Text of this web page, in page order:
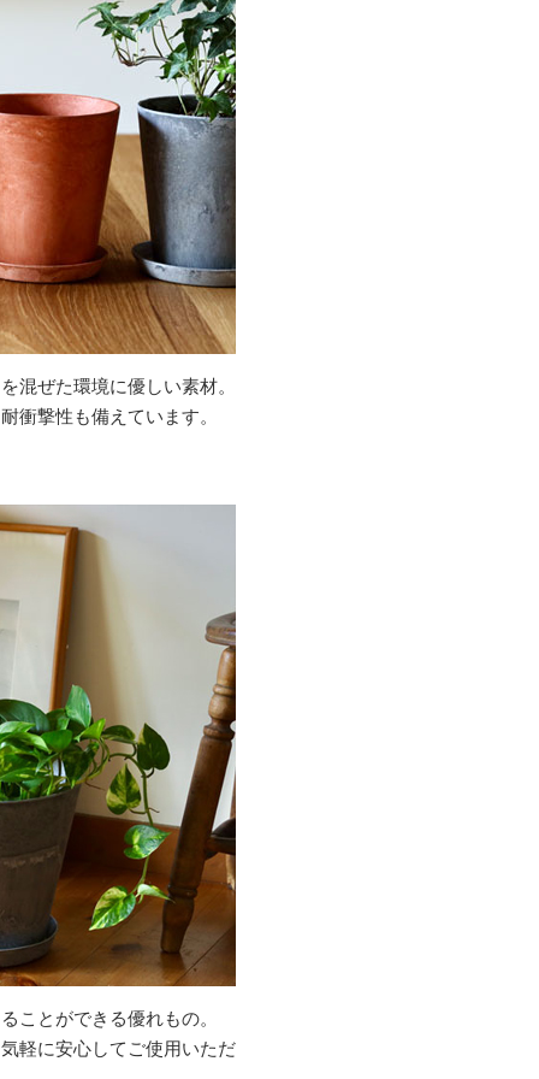
混ぜた環境に優しい素材。
衝撃性も備えています。
ことができる優れもの。
軽に安心してご使用いただ